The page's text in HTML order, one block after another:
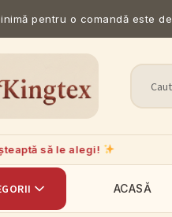
pentru o comandă este de
să le alegi!
ACASĂ